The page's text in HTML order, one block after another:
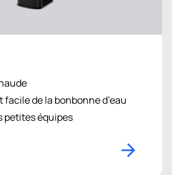
de la bonbonne d’eau
petites équipes